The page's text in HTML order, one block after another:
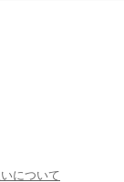
について